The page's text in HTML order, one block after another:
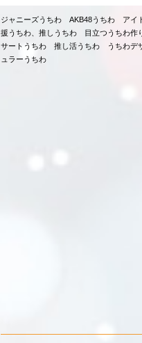
ジャニーズうちわ AKB48うちわ アイ
援うちわ、推しうちわ 目立つうちわ作
サートうちわ 推し活うちわ うちわデ
ュラーうちわ